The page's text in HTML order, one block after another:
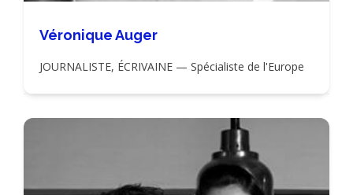
Véronique Auger
JOURNALISTE, ÉCRIVAINE — Spécialiste de l'Europe